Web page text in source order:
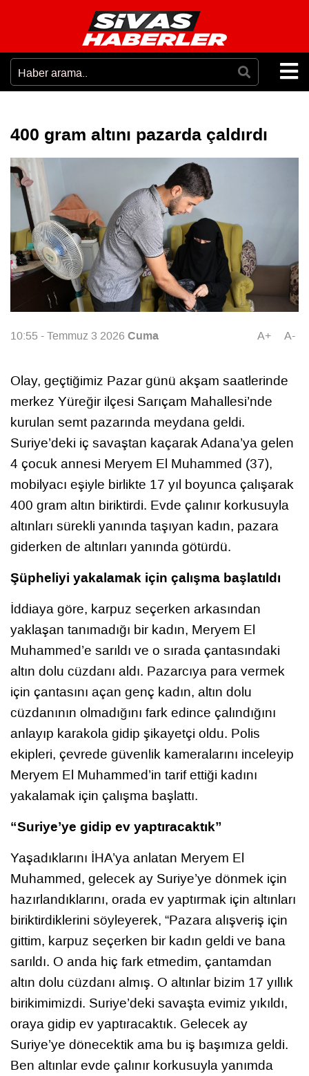
400 gram altını pazarda çaldırdı
10:55 - Temmuz 3 2026 Cuma A+ A-
Olay, geçtiğimiz Pazar günü akşam saatlerinde
merkez Yüreğir ilçesi Sarıçam Mahallesi’nde
kurulan semt pazarında meydana geldi.
Suriye’deki iç savaştan kaçarak Adana’ya gelen
4 çocuk annesi Meryem El Muhammed (37),
mobilyacı eşiyle birlikte 17 yıl boyunca çalışarak
400 gram altın biriktirdi. Evde çalınır korkusuyla
altınları sürekli yanında taşıyan kadın, pazara
giderken de altınları yanında götürdü.
Şüpheliyi yakalamak için çalışma başlatıldı
İddiaya göre, karpuz seçerken arkasından
yaklaşan tanımadığı bir kadın, Meryem El
Muhammed’e sarıldı ve o sırada çantasındaki
altın dolu cüzdanı aldı. Pazarcıya para vermek
için çantasını açan genç kadın, altın dolu
cüzdanının olmadığını fark edince çalındığını
anlayıp karakola gidip şikayetçi oldu. Polis
ekipleri, çevrede güvenlik kameralarını inceleyip
Meryem El Muhammed’in tarif ettiği kadını
yakalamak için çalışma başlattı.
“Suriye’ye gidip ev yaptıracaktık”
Yaşadıklarını İHA’ya anlatan Meryem El
Muhammed, gelecek ay Suriye’ye dönmek için
hazırlandıklarını, orada ev yaptırmak için altınları
biriktirdiklerini söyleyerek, “Pazara alışveriş için
gittim, karpuz seçerken bir kadın geldi ve bana
sarıldı. O anda hiç fark etmedim, çantamdan
altın dolu cüzdanı almış. O altınlar bizim 17 yıllık
birikimimizdi. Suriye’deki savaşta evimiz yıkıldı,
oraya gidip ev yaptıracaktık. Gelecek ay
Suriye’ye dönecektik ama bu iş başımıza geldi.
Ben altınlar evde çalınır korkusuyla yanımda